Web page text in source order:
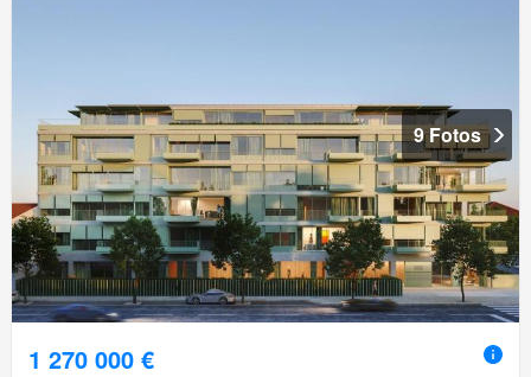
9 Fotos
1 270 000 €